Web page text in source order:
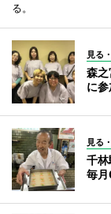
る。
見る
森
に
見る
千
毎